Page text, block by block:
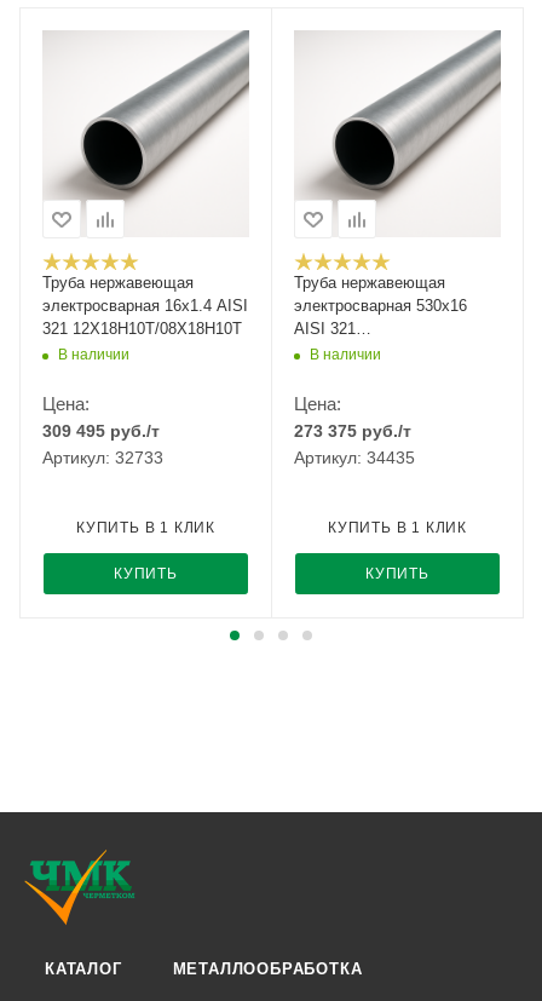
Труба нержавеющая
электросварная 16х1.4 AISI
321 12Х18Н10Т/08Х18Н10Т
В наличии
Цена:
309 495 руб./т
Артикул: 32733
КУПИТЬ
КУПИТЬ В 1 КЛИК
Труба нержавеющая
электросварная 530х16
AISI 321
12Х18Н10Т/08Х18Н10Т
В наличии
Цена:
273 375 руб./т
Артикул: 34435
КУПИТЬ
КУПИТЬ В 1 КЛИК
КАТАЛОГ МЕТАЛЛООБРАБОТКА